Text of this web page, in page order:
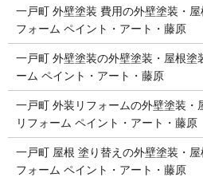
一戸町 外壁塗装 費用の外壁塗装・
フォーム ペイント・アート・藤原
一戸町 外壁塗装の外壁塗装・屋根塗
ーム ペイント・アート・藤原
一戸町 外装リフォームの外壁塗装・
リフォーム ペイント・アート・藤原
一戸町 屋根 塗り替えの外壁塗装・
フォーム ペイント・アート・藤原